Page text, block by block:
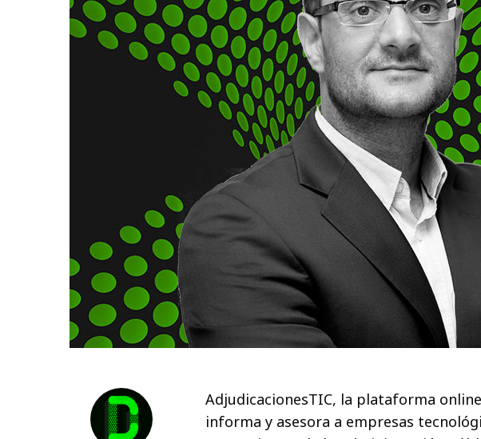
AdjudicacionesTIC, la plataforma
informa y asesora a empresas